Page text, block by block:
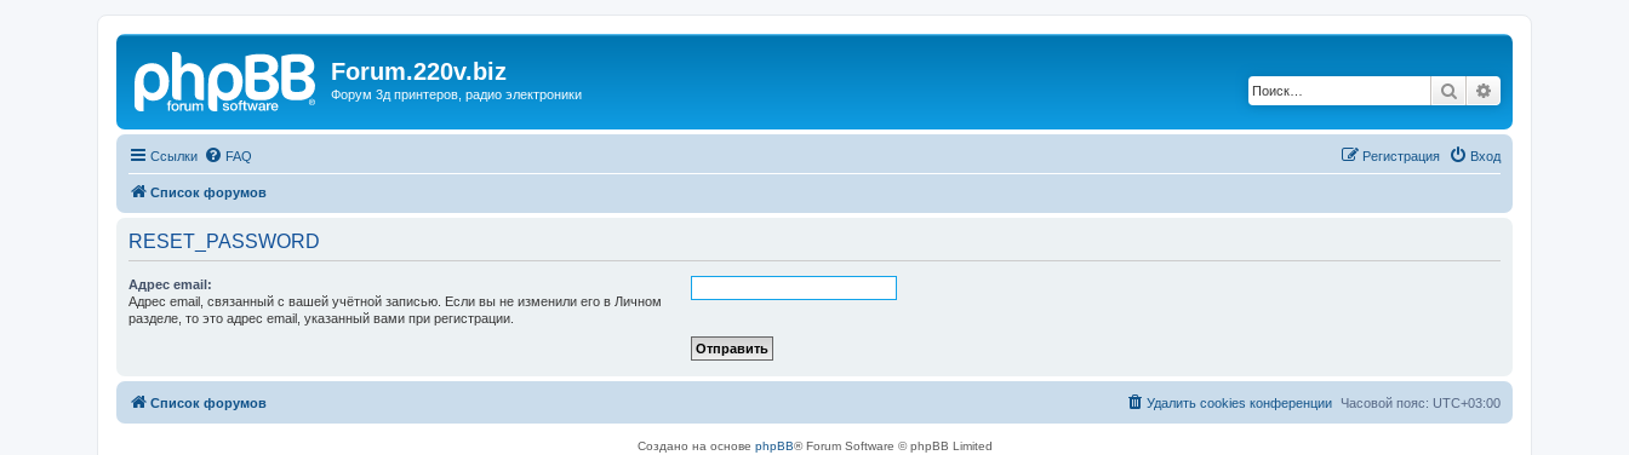
Forum.220v.biz
Форум 3д принтеров, радио электроники Поиск
Ссылки FAQ Вход
Регистрация
Список форумов
RESET_PASSWORD
Адрес email:
Адрес email, связанный с вашей учётной записью. Если вы не изменили его в Личном
разделе, то это адрес email, указанный вами при регистрации.
Список форумов Часовой пояс: UTC+03:00
Удалить cookies конференции
Создано на основе phpBB® Forum Software © phpBB Limited